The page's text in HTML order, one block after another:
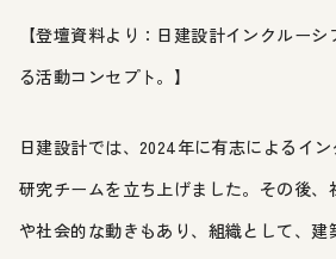
【登壇資料より：日建設計インクルー
る活動コンセプト。】
日建設計では、2024年に有志によるイ
研究チームを立ち上げました。その後、
や社会的な動きもあり、組織として、建